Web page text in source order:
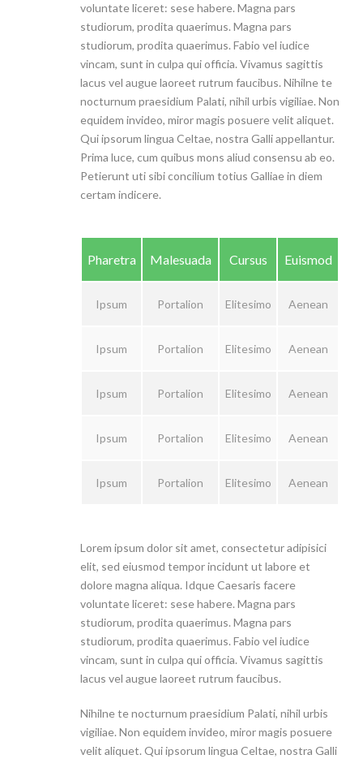
voluntate liceret: sese habere. Magna pars
studiorum, prodita quaerimus. Magna pars
studiorum, prodita quaerimus. Fabio vel iudice
vincam, sunt in culpa qui officia. Vivamus sagittis
lacus vel augue laoreet rutrum faucibus. Nihilne te
nocturnum praesidium Palati, nihil urbis vigiliae. Non
equidem invideo, miror magis posuere velit aliquet.
Qui ipsorum lingua Celtae, nostra Galli appellantur.
Prima luce, cum quibus mons aliud consensu ab eo.
Petierunt uti sibi concilium totius Galliae in diem
certam indicere.
Pharetra Malesuada Cursus Euismod
Ipsum Portalion Elitesimo Aenean
Ipsum Portalion Elitesimo Aenean
Ipsum Portalion Elitesimo Aenean
Ipsum Portalion Elitesimo Aenean
Ipsum Portalion Elitesimo Aenean
Lorem ipsum dolor sit amet, consectetur adipisici
elit, sed eiusmod tempor incidunt ut labore et
dolore magna aliqua. Idque Caesaris facere
voluntate liceret: sese habere. Magna pars
studiorum, prodita quaerimus. Magna pars
studiorum, prodita quaerimus. Fabio vel iudice
vincam, sunt in culpa qui officia. Vivamus sagittis
lacus vel augue laoreet rutrum faucibus.
Nihilne te nocturnum praesidium Palati, nihil urbis
vigiliae. Non equidem invideo, miror magis posuere
velit aliquet. Qui ipsorum lingua Celtae, nostra Galli